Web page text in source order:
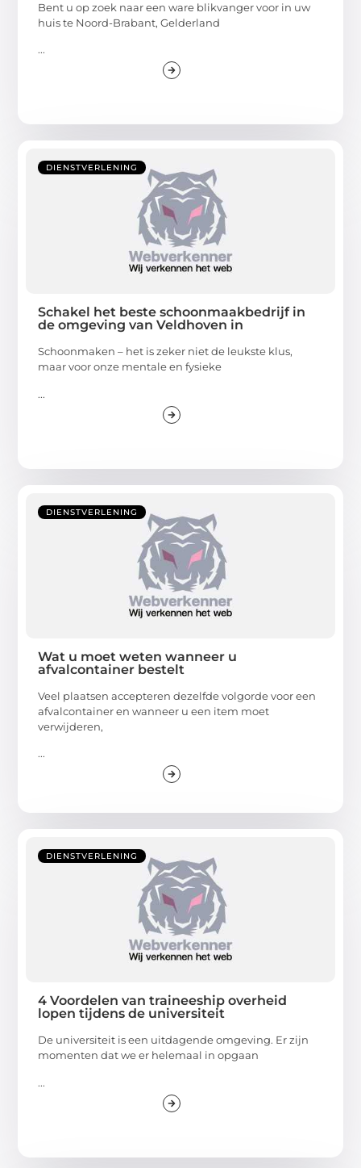
Bent u op zoek naar een ware blikvanger voor in uw
huis te Noord-Brabant, Gelderland
...
DIENSTVERLENING
Schakel het beste schoonmaakbedrijf in
de omgeving van Veldhoven in
Schoonmaken – het is zeker niet de leukste klus,
maar voor onze mentale en fysieke
...
DIENSTVERLENING
Wat u moet weten wanneer u
afvalcontainer bestelt
Veel plaatsen accepteren dezelfde volgorde voor een
afvalcontainer en wanneer u een item moet
verwijderen,
...
DIENSTVERLENING
4 Voordelen van traineeship overheid
lopen tijdens de universiteit
De universiteit is een uitdagende omgeving. Er zijn
momenten dat we er helemaal in opgaan
...